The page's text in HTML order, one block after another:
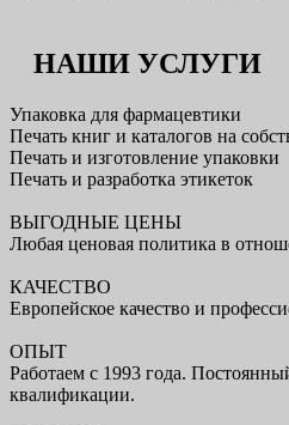
НАШИ УСЛУГИ
Упаковка для фармацевтики
Печать книг и каталогов на
Печать и изготовление упаковки
Печать и разработка этикеток
ВЫГОДНЫЕ ЦЕНЫ
Любая ценовая политика в
КАЧЕСТВО
Европейское качество и
ОПЫТ
Работаем с 1993 года.
квалификации.